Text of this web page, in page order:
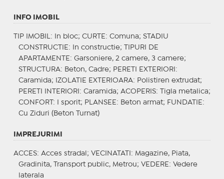
INFO IMOBIL
TIP IMOBIL : In bloc; CURTE : Comuna; STADIU
CONSTRUCTIE : In constructie;
TIPURI DE
APARTAMENTE : Garsoniere, 2 camere, 3 camere;
STRUCTURA: Beton, Cadre; PERETI EXTERIORI :
Caramida;
IZOLATIE EXTERIOARA: Polistiren extrudat;
PERETI INTERIORI : Caramida; ACOPERIS: Tigla metalica;
CONFORT : I sporit; PLANSEE : Beton armat; FUNDATIE :
Cu Ziduri (Beton Turnat)
IMPREJURIMI
ACCES: Acces stradal; VECINATATI : Magazine, Piata,
Gradinita, Transport public, Metrou; VEDERE : Vedere
laterala